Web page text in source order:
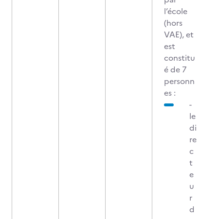
l’école
(hors
VAE), et
est
constitu
é de 7
personn
es :
-
le
di
re
c
t
e
u
r
d